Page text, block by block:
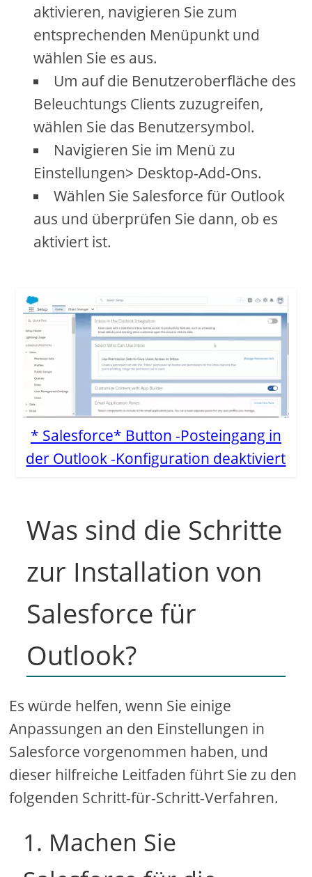
aktivieren, navigieren Sie zum
entsprechenden Menüpunkt und
wählen Sie es aus.
Um auf die Benutzeroberfläche des
Beleuchtungs Clients zuzugreifen,
wählen Sie das Benutzersymbol.
Navigieren Sie im Menü zu
Einstellungen> Desktop-Add-Ons.
Wählen Sie Salesforce für Outlook
aus und überprüfen Sie dann, ob es
aktiviert ist.
* Salesforce* Button -Posteingang in
der Outlook -Konfiguration deaktiviert
Was sind die Schritte
zur Installation von
Salesforce für
Outlook?
Es würde helfen, wenn Sie einige
Anpassungen an den Einstellungen in
Salesforce vorgenommen haben, und
dieser hilfreiche Leitfaden führt Sie zu den
folgenden Schritt-für-Schritt-Verfahren.
1. Machen Sie